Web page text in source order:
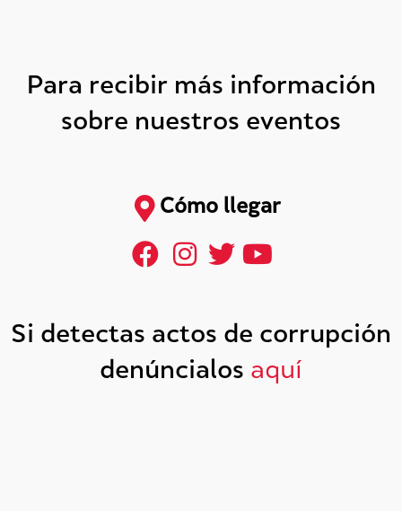
Para recibir más información
sobre nuestros eventos
Cómo llegar
Si detectas actos de corrupción
denúncialos aquí